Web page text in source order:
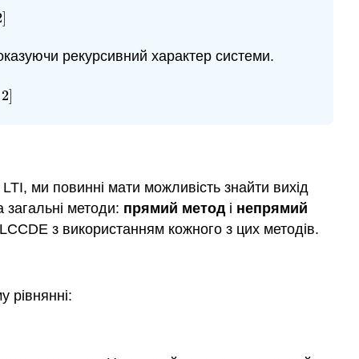
]
рекурсивний характер системи.
2]
ми повинні мати можливість знайти вихід
методи: прямий методі непрямий
з використанням кожного з цих методів.
рівнянні: